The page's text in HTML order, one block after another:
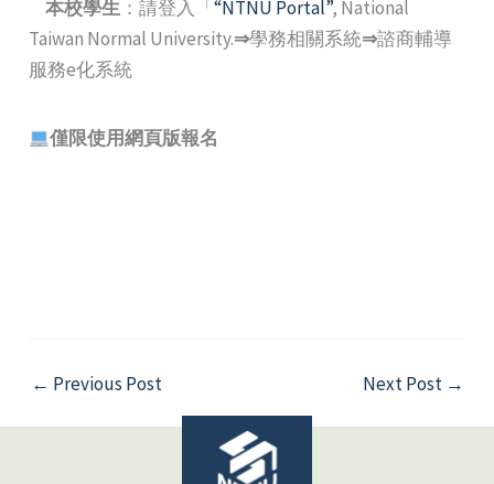
本校學生：請登入「“NTNU Portal”, National
Taiwan Normal University.⇒學務相關系統⇒諮商輔導
服務e化系統
僅限使用網頁版報名
← Previous Post Next Post →